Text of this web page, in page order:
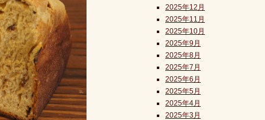
2025年12月
2025年11月
2025年10月
2025年9月
2025年8月
2025年7月
2025年6月
2025年5月
2025年4月
2025年3月